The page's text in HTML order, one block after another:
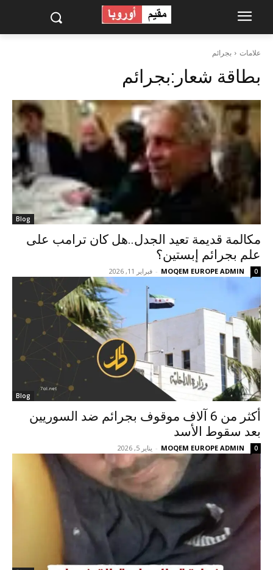
علامات بجرائم
بطاقة شعار:بجرائم
Blog
مكالمة قديمة تعيد الجدل..هل كان ترامب على
علم بجرائم إبستين؟
MOQEM EUROPE ADMIN
- فبراير 11, 2026 0
Blog
أكثر من 6 آلاف موقوف بجرائم ضد السوريين
بعد سقوط الأسد
MOQEM EUROPE ADMIN
- يناير 5, 2026 0